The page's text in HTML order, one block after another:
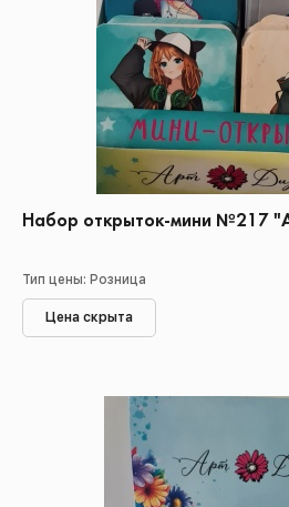
Набор открыток-мини №217
Тип цены: Розница
Цена скрыта